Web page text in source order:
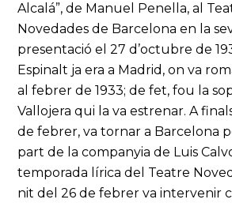
Alcalá”, de Manuel Penella, al
Novedades de Barcelona en la
presentació el 27 d’octubre de
Espinalt ja era a Madrid, on va
al febrer de 1933; de fet, fou la
Vallojera qui la va estrenar. A
de febrer, va tornar a Barcelona
part de la companyia de Luis
temporada lírica del Teatre
nit del 26 de febrer va intervenir